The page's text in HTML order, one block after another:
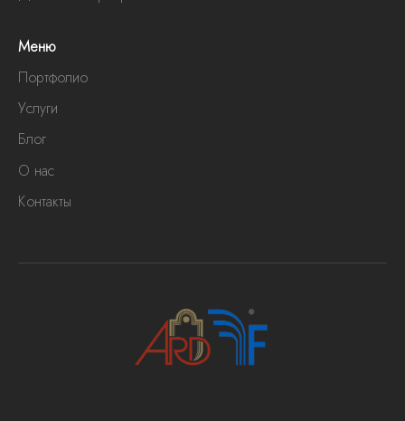
Меню
Портфолио
Услуги
Блог
О нас
Контакты